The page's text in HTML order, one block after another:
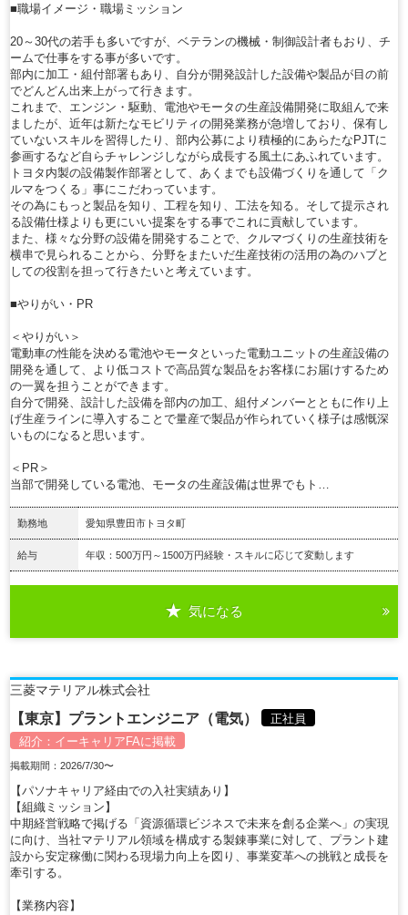
■職場イメージ・職場ミッション
20～30代の若手も多いですが、ベテランの機械・制御設計者もおり、チ
ームで仕事をする事が多いです。
部内に加工・組付部署もあり、自分が開発設計した設備や製品が目の前
でどんどん出来上がって行きます。
これまで、エンジン・駆動、電池やモータの生産設備開発に取組んで来
ましたが、近年は新たなモビリティの開発業務が急増しており、保有し
ていないスキルを習得したり、部内公募により積極的にあらたなPJTに
参画するなど自らチャレンジしながら成長する風土にあふれています。
トヨタ内製の設備製作部署として、あくまでも設備づくりを通して「ク
ルマをつくる」事にこだわっています。
その為にもっと製品を知り、工程を知り、工法を知る。そして提示され
る設備仕様よりも更にいい提案をする事でこれに貢献しています。
また、様々な分野の設備を開発することで、クルマづくりの生産技術を
横串で見られることから、分野をまたいだ生産技術の活用の為のハブと
しての役割を担って行きたいと考えています。
■やりがい・PR
＜やりがい＞
電動車の性能を決める電池やモータといった電動ユニットの生産設備の
開発を通して、より低コストで高品質な製品をお客様にお届けするため
の一翼を担うことができます。
自分で開発、設計した設備を部内の加工、組付メンバーとともに作り上
げ生産ラインに導入することで量産で製品が作られていく様子は感慨深
いものになると思います。
＜PR＞
当部で開発している電池、モータの生産設備は世界でもト…
勤務地 愛知県豊田市トヨタ町
給与 年収：500万円～1500万円経験・スキルに応じて変動します
気になる
三菱マテリアル株式会社
【東京】プラントエンジニア（電気）
正社員
紹介： イーキャリアFAに掲載
掲載期間：2026/7/30〜
【パソナキャリア経由での入社実績あり】
【組織ミッション】
中期経営戦略で掲げる「資源循環ビジネスで未来を創る企業へ」の実現
に向け、当社マテリアル領域を構成する製錬事業に対して、プラント建
設から安定稼働に関わる現場力向上を図り、事業変革への挑戦と成長を
牽引する。
【業務内容】